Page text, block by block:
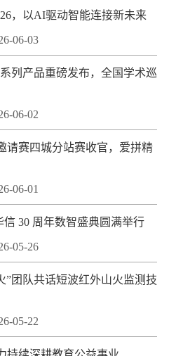
，以AI驱动智能连接新未来
06-03
列产品重磅发布，全国学术巡
06-02
请赛四城分站赛收官，爱拼精
06-01
30 周年数智盛典圆满举行
05-26
”团队共话短波红外山火监测技
05-22